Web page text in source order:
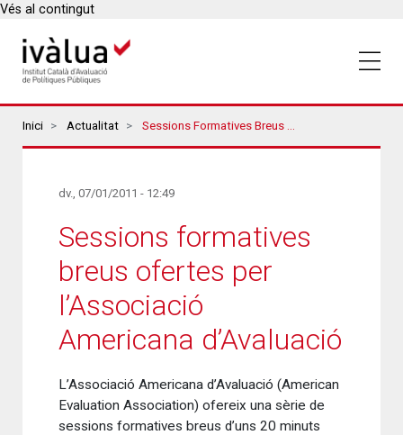
Vés al contingut
Breadcrumbs
Inici Actualitat Sessions Formatives Breus Ofertes Per L’Associació Americana D’Avaluació
dv., 07/01/2011 - 12:49
Sessions formatives
breus ofertes per
l’Associació
Americana d’Avaluació
L’Associació Americana d’Avaluació (American
Evaluation Association) ofereix una sèrie de
sessions formatives breus d’uns 20 minuts